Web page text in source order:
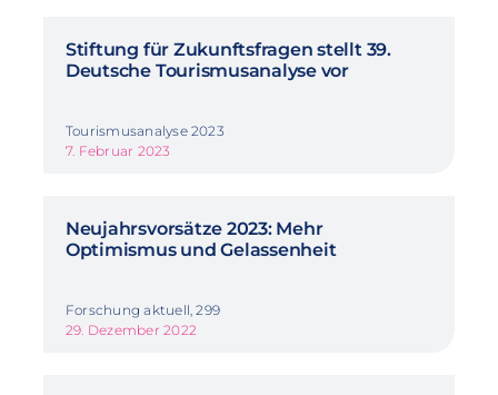
Stiftung für Zukunftsfragen stellt 39.
Deutsche Tourismusanalyse vor
Tourismusanalyse 2023
7. Februar 2023
Neujahrsvorsätze 2023: Mehr
Optimismus und Gelassenheit
Forschung aktuell, 299
29. Dezember 2022